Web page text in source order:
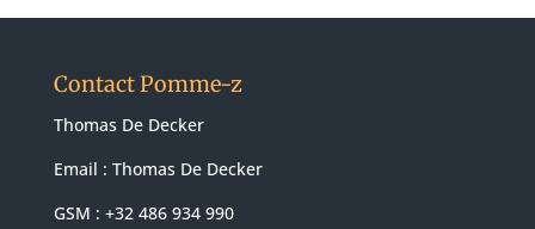
Contact Pomme-z
Thomas De Decker
Email : Thomas De Decker
GSM : +32 486 934 990